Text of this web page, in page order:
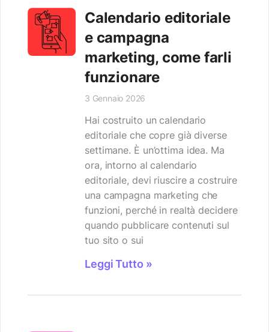
Calendario editoriale
e campagna
marketing, come farli
funzionare
3 Gennaio 2026
Hai costruito un calendario
editoriale che copre già diverse
settimane. È un’ottima idea. Ma
ora, intorno al calendario
editoriale, devi riuscire a costruire
una campagna marketing che
funzioni, perché in realtà decidere
quando pubblicare contenuti sul
tuo sito o sui
Leggi Tutto »